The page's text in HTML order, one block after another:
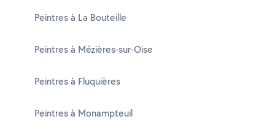
Peintres à La Bouteille
Peintres à Mézières-sur-Oise
Peintres à Fluquières
Peintres à Monampteuil